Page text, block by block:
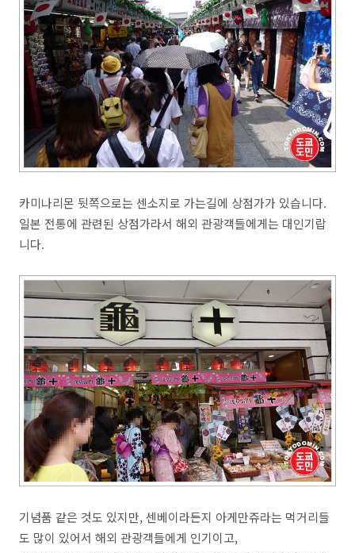
카미나리몬 뒷쪽으로는 센소지로 가는길에 상점가가 있습니다.
일본 전통에 관련된 상점가라서 해외 관광객들에게는 대인기랍
니다.
기념품 같은 것도 있지만, 센베이라든지 아게만쥬라는 먹거리들
도 많이 있어서 해외 관광객들에게 인기이고,